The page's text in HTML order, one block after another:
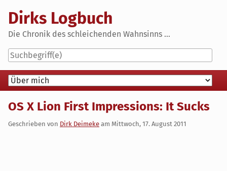
content
Dirks Logbuch
Die Chronik des schleichenden Wahnsinns ...
Navigation
OS X Lion First Impressions: It Sucks
Geschrieben von Dirk Deimeke am Mittwoch, 17. August 2011